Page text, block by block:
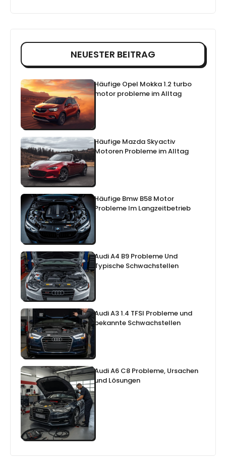
NEUESTER BEITRAG
Häufige Opel Mokka 1.2 turbo
motor probleme im Alltag
Häufige Mazda Skyactiv
Motoren Probleme im Alltag
Häufige Bmw B58 Motor
Probleme Im Langzeitbetrieb
Audi A4 B9 Probleme Und
Typische Schwachstellen
Audi A3 1.4 TFSI Probleme und
bekannte Schwachstellen
Audi A6 C8 Probleme, Ursachen
und Lösungen